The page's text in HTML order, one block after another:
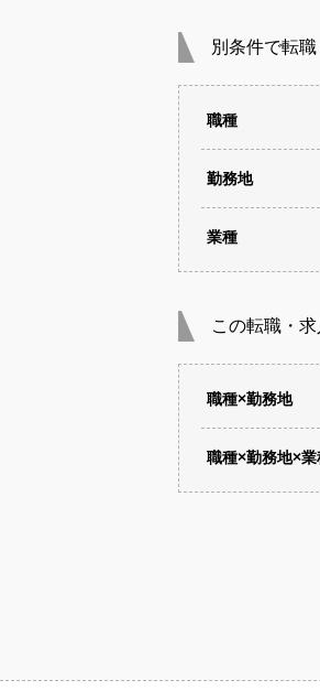
別条件で転
職種
勤務地
業種
この転職・
職種×勤務地
職種×勤務地×業